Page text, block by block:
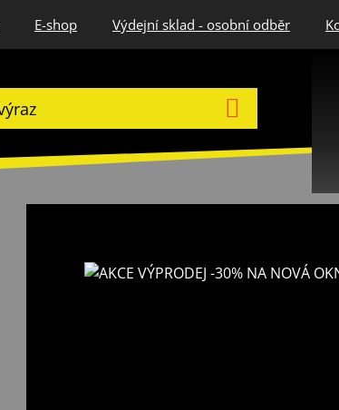
E-shop Výdejní sklad - osobní odběr